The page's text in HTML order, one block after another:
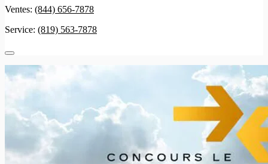
Ventes: (844) 656-7878
Service: (819) 563-7878